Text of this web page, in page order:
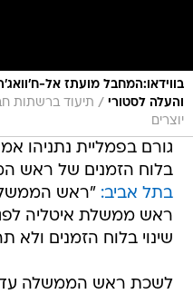
בווידאו:המחבל מועתז אל-
והעלה לסטורי /
יוצרים
גורם בפמליית נתניהו
בלוח הזמנים של ראש
בתל אביב: "ראש
ראש ממשלת איטליה
שינוי בלוח הזמנים ולא
לשכת ראש הממשלה